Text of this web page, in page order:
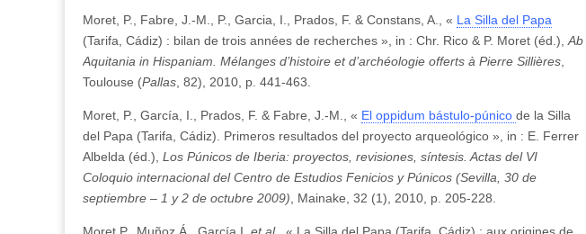
Moret, P., Fabre, J.-M., P., Garcia, I., Prados, F. & Constans, A., « La Silla del Papa
(Tarifa, Cádiz) : bilan de trois années de recherches », in : Chr. Rico & P. Moret (éd.), Ab
Aquitania in Hispaniam. Mélanges d’histoire et d’archéologie offerts à Pierre Sillières
Toulouse (Pallas , 82), 2010, p. 441-463.
Moret, P., García, I., Prados, F. & Fabre, J.-M., « El oppidum bástulo-púnico de la Silla
del Papa (Tarifa, Cádiz). Primeros resultados del proyecto arqueológico », in : E. Ferrer
Albelda (éd.), Los Púnicos de Iberia: proyectos, revisiones, síntesis. Actas del VI
Coloquio internacional del Centro de Estudios Fenicios y Púnicos (Sevilla, 30 de
septiembre – 1 y 2 de octubre 2009) , Mainake, 32 (1), 2010, p. 205-228.